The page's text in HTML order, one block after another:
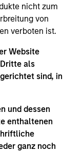
nicht zum
von
verboten ist.
Website
als
sind, in
und dessen
enthaltenen
ganz noch